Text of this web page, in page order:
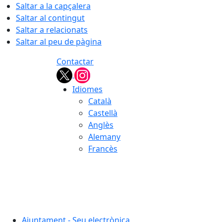
Saltar a la capçalera
Saltar al contingut
Saltar a relacionats
Saltar al peu de pàgina
Contactar
Idiomes
Català
Castellà
Anglès
Alemany
Francès